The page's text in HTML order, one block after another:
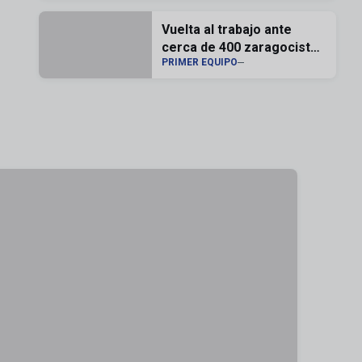
Vuelta al trabajo ante
cerca de 400 zaragocistas
en la Ciudad Deportiva
PRIMER EQUIPO